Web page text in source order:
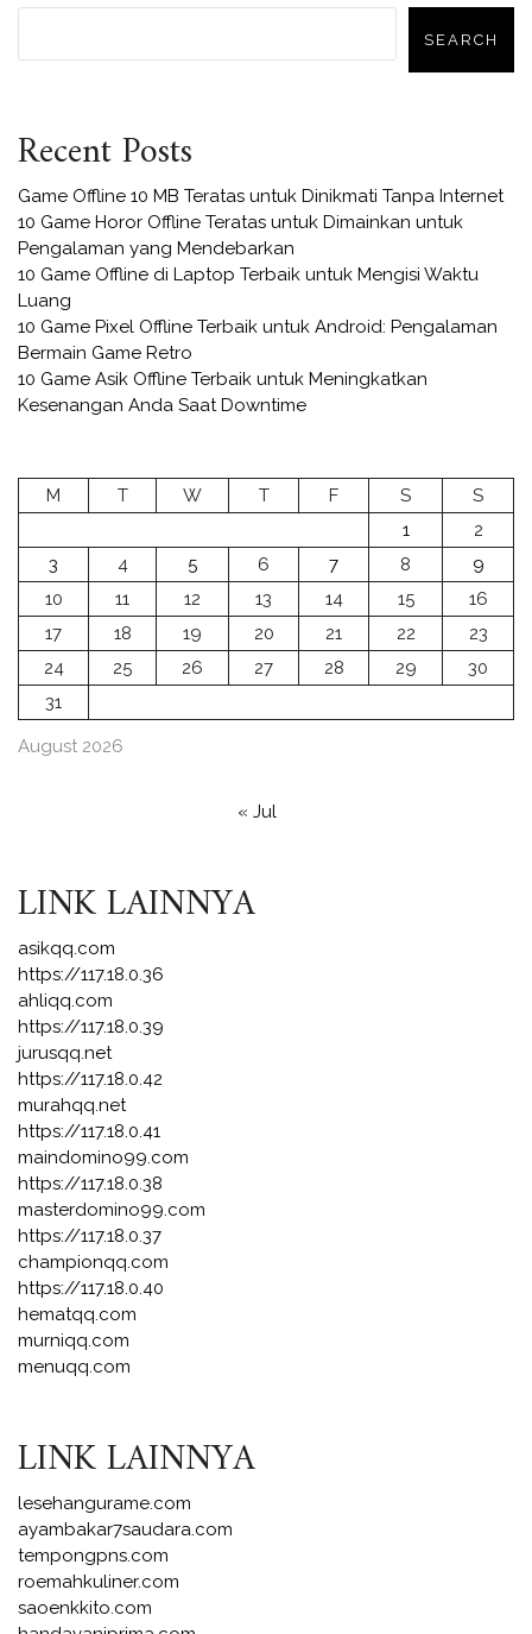
SEARCH
Recent Posts
Game Offline 10 MB Teratas untuk Dinikmati Tanpa Internet
10 Game Horor Offline Teratas untuk Dimainkan untuk
Pengalaman yang Mendebarkan
10 Game Offline di Laptop Terbaik untuk Mengisi Waktu
Luang
10 Game Pixel Offline Terbaik untuk Android: Pengalaman
Bermain Game Retro
10 Game Asik Offline Terbaik untuk Meningkatkan
Kesenangan Anda Saat Downtime
August 2026
M T W T F S
S
1
2
3
4 5 6 7 8
9
10
11 12 13 14 15
16
17
18 19 20 21 22
23
24
25 26 27 28 29
30
31
« Jul
LINK LAINNYA
asikqq.com
https://117.18.0.36
ahliqq.com
https://117.18.0.39
jurusqq.net
https://117.18.0.42
murahqq.net
https://117.18.0.41
maindomino99.com
https://117.18.0.38
masterdomino99.com
https://117.18.0.37
championqq.com
https://117.18.0.40
hematqq.com
murniqq.com
menuqq.com
LINK LAINNYA
lesehangurame.com
ayambakar7saudara.com
tempongpns.com
roemahkuliner.com
saoenkkito.com